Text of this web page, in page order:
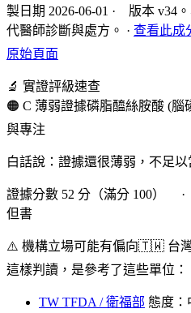
製日期 2026-06-01 · 版本 v34
代醫師診斷與處方。 · 查看此成
原始頁面
🔬 實證評級速查
🟠 C 薄弱證據磷脂醯絲胺酸 (腦
與專注
白話說：證據還很薄弱，不足以
證據分數 52 分（滿分 100）
但書
⚠️ 機構立場可能有偏向🇹🇼 台灣
這樣判讀，是參考了這些單位：
TW TFDA / 衛福部 態度：